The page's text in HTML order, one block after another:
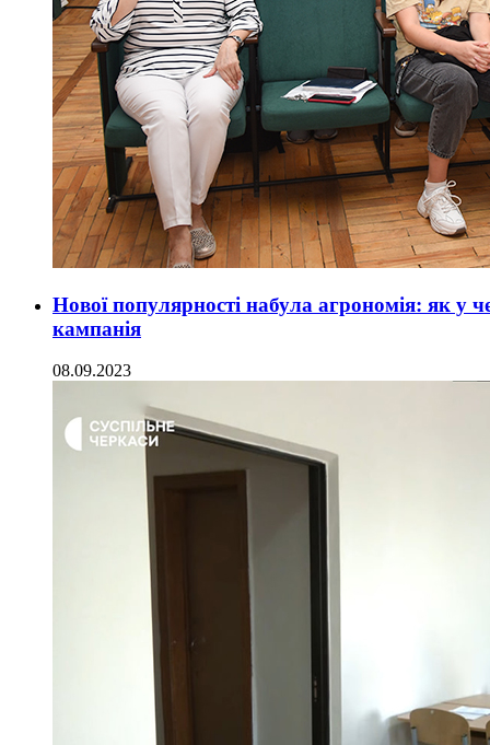
Нової популярності набула агрономія: як у
кампанія
08.09.2023